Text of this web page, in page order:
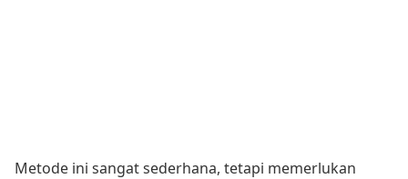
Metode ini sangat sederhana, tetapi memerlukan